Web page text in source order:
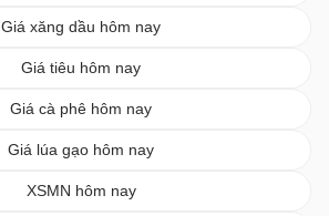
Giá xăng dầu hôm nay
Giá tiêu hôm nay
Giá cà phê hôm nay
Giá lúa gạo hôm nay
XSMN hôm nay